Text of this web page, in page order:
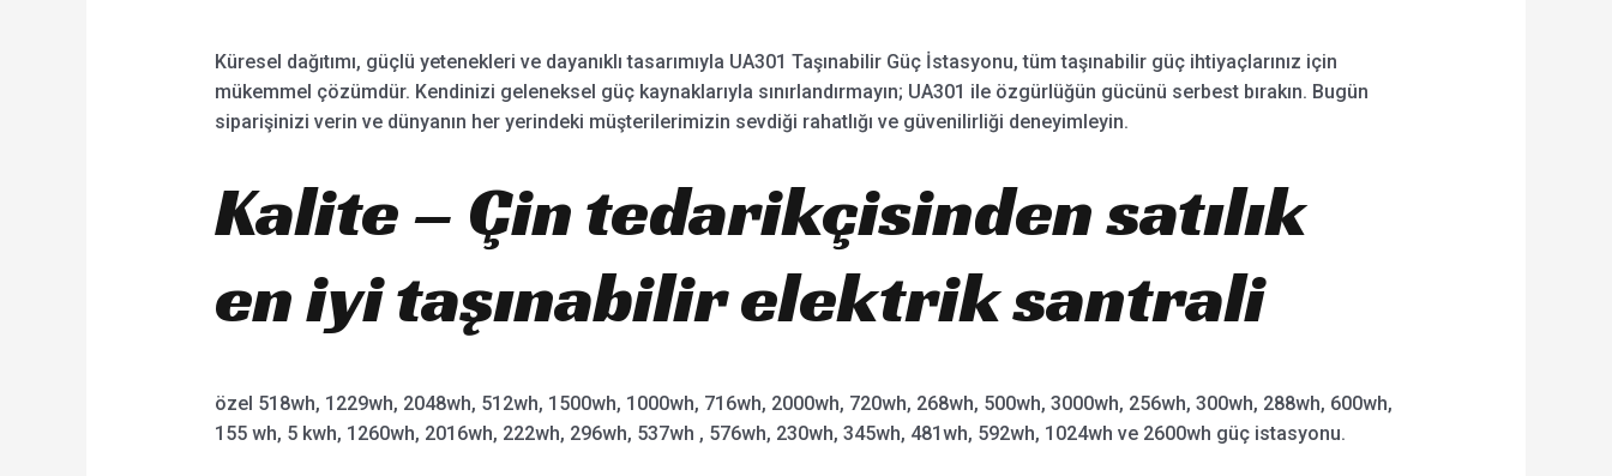
Küresel dağıtımı, güçlü yetenekleri ve dayanıklı tasarımıyla UA301 Taşınabilir Güç İstasyonu, tüm taşınabilir güç ihtiyaçlarınız için
mükemmel çözümdür. Kendinizi geleneksel güç kaynaklarıyla sınırlandırmayın; UA301 ile özgürlüğün gücünü serbest bırakın. Bugün
siparişinizi verin ve dünyanın her yerindeki müşterilerimizin sevdiği rahatlığı ve güvenilirliği deneyimleyin.
Kalite – Çin tedarikçisinden satılık
en iyi taşınabilir elektrik santrali
özel 518wh, 1229wh, 2048wh, 512wh, 1500wh, 1000wh, 716wh, 2000wh, 720wh, 268wh, 500wh, 3000wh, 256wh, 300wh, 288wh, 600wh,
155 wh, 5 kwh, 1260wh, 2016wh, 222wh, 296wh, 537wh , 576wh, 230wh, 345wh, 481wh, 592wh, 1024wh ve 2600wh güç istasyonu.